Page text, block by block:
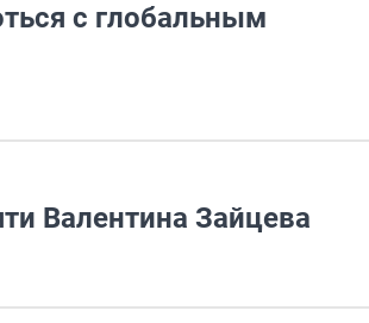
с глобальным
Валентина Зайцева